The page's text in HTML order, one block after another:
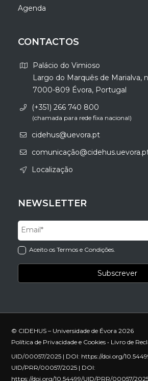
Agenda
CONTACTOS
Palácio do Vimioso
Largo do Marquês de Marialva,
7000-809 Évora, Portugal
(+351) 266 740 800
(chamada para rede fixa nacional)
cidehus@uevora.pt
Localização
NEWSLETTER
Aceito os Termos e Condições.
© CIDEHUS – Universidade de Évora 2026
Política de Privacidade e Cookies • Livro de
UID/00057/2025 | DOI: https://doi.org/
UID/PRR/00057/2025 | DOI:
https://doi.org/10.54499/UID/PRR/00057/